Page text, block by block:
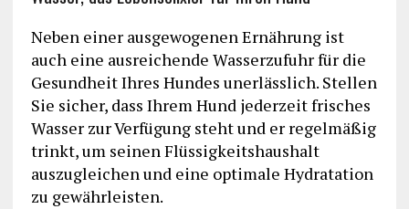
Neben einer ausgewogenen Ernährung ist
auch eine ausreichende Wasserzufuhr für die
Gesundheit Ihres Hundes unerlässlich. Stellen
Sie sicher, dass Ihrem Hund jederzeit frisches
Wasser zur Verfügung steht und er regelmäßig
trinkt, um seinen Flüssigkeitshaushalt
auszugleichen und eine optimale Hydratation
zu gewährleisten.